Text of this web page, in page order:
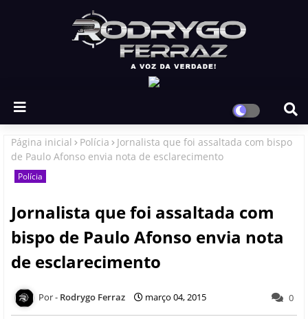
Página inicial Polícia
Jornalista que foi assaltada com bispo
de Paulo Afonso envia nota de esclarecimento
Polícia
Jornalista que foi assaltada com
bispo de Paulo Afonso envia nota
de esclarecimento
Rodrygo Ferraz março 04, 2015 0